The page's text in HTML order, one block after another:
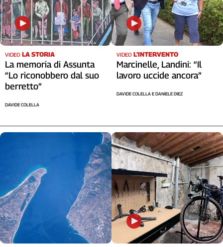
VIDEO LA STORIA
La memoria di Assunta
“Lo riconobbero dal suo
berretto”
DAVIDE COLELLA
VIDEO L’INTERVENTO
Marcinelle, Landini: “Il
lavoro uccide ancora”
DAVIDE COLELLA E DANIELE DIEZ